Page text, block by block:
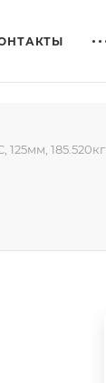
125мм, 185.520кг